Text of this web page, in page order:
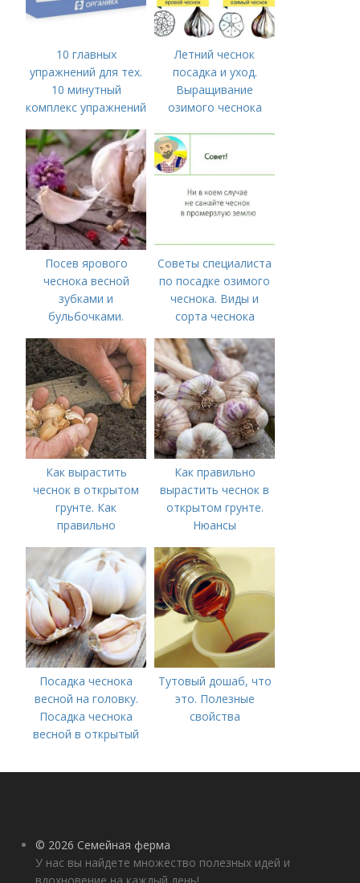
10 главных
упражнений для тех.
10 минутный
комплекс упражнений
времени на спорт
Летний чеснок
посадка и уход.
Выращивание
озимого чеснока
Посев ярового
чеснока весной
зубками и
бульбочками.
посадки озимого
чеснока
Советы специалиста
по посадке озимого
чеснока. Виды и
сорта чеснока
Как вырастить
чеснок в открытом
грунте. Как
правильно
открытом грунте
Как правильно
вырастить чеснок в
открытом грунте.
Нюансы
озимого чеснока
Посадка чеснока
весной на головку.
Посадка чеснока
весной в открытый
Тутовый дошаб, что
это. Полезные
свойства
© 2026 Семейная ферма
У нас вы найдете множество полезных идей и